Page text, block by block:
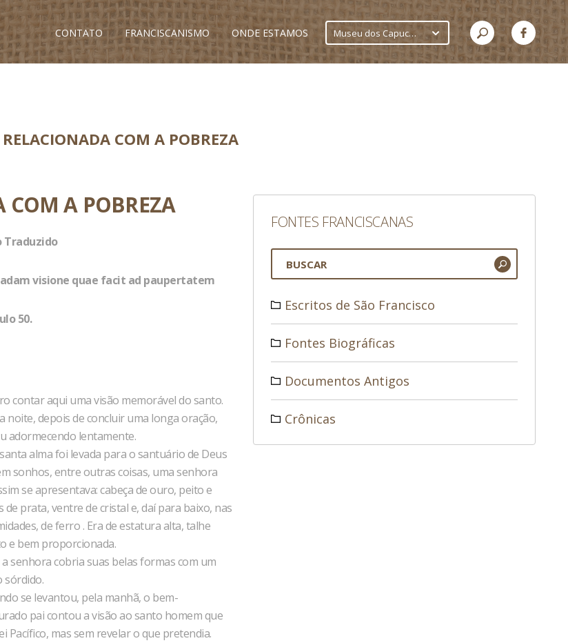
CONTATO FRANCISCANISMO ONDE ESTAMOS Museu dos Capuchinhos
COM A POBREZA
COM A POBREZA
Traduzido
visione quae facit ad paupertatem
50.
contar aqui uma visão memorável do santo.
noite, depois de concluir uma longa oração,
adormecendo lentamente.
alma foi levada para o santuário de Deus
sonhos, entre outras coisas, uma senhora
se apresentava: cabeça de ouro, peito e
de prata, ventre de cristal e, daí para baixo, nas
de ferro . Era de estatura alta, talhe
e bem proporcionada.
senhora cobria suas belas formas com um
sórdido.
se levantou, pela manhã, o bem-
pai contou a visão ao santo homem que
Pacífico, mas sem revelar o que pretendia.
FONTES FRANCISCANAS
Escritos de São Francisco
Fontes Biográficas
Documentos Antigos
Crônicas